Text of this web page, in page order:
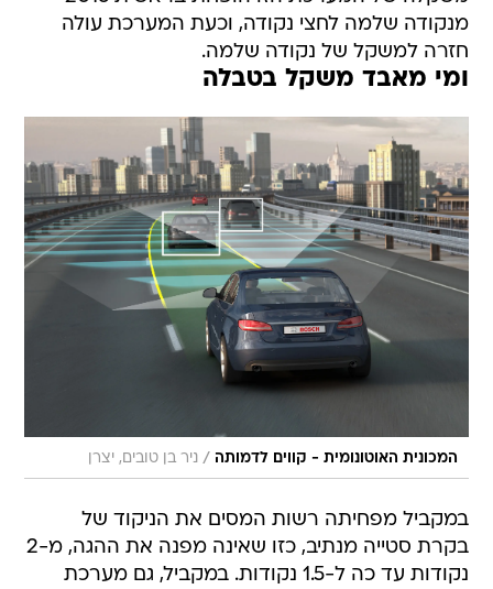
מנקודה שלמה לחצי נקודה, וכעת המערכת עולה
חזרה למשקל של נקודה שלמה.
ומי מאבד משקל בטבלה
המכונית האוטונומית - קווים לדמותה / ניר בן טובים, יצרן
במקביל מפחיתה רשות המסים את הניקוד של
בקרת סטייה מנתיב, כזו שאינה מפנה את ההגה, מ-2
נקודות עד כה ל-1.5 נקודות. במקביל, גם מערכת